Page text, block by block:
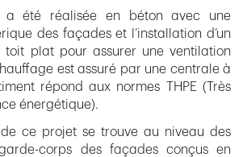
a été réalisée en béton avec une
des façades et l’installation d’un
toit plat pour assurer une ventilation
est assuré par une centrale à
répond aux normes THPE (Très
énergétique).
ce projet se trouve au niveau des
corps des façades conçus en